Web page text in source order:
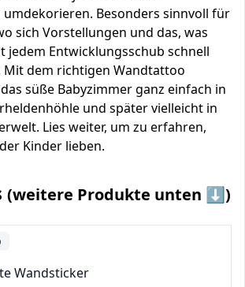
Besonders sinnvoll für
sich Vorstellungen und das, was
jedem Entwicklungsschub schnell
dem richtigen Wandtattoo
süße Babyzimmer ganz einfach in
und später vielleicht in
Lies weiter, um zu erfahren,
Kinder lieben.
(weitere Produkte unten ⬇️)
Wandsticker